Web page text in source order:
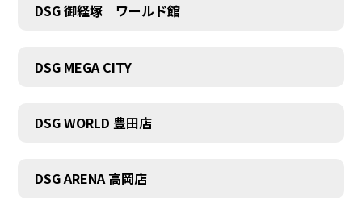
DSG 御経塚 ワールド館
DSG MEGA CITY
DSG WORLD 豊田店
DSG ARENA 高岡店